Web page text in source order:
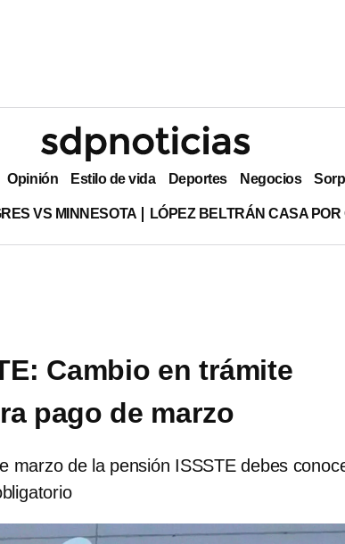
Opinión Estilo de vida Deportes Negocios
VS MINNESOTA LÓPEZ BELTRÁN CASA
Cambio en trámite
pago de marzo
marzo de la pensión ISSSTE debes